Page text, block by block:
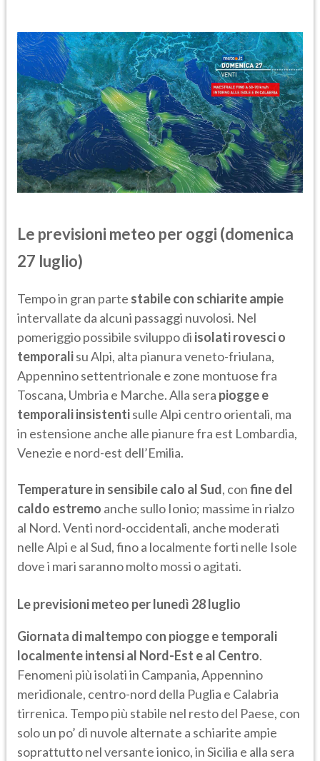
Le previsioni meteo per oggi (domenica
27 luglio)
Tempo in gran parte stabile con schiarite ampie
intervallate da alcuni passaggi nuvolosi. Nel
pomeriggio possibile sviluppo di isolati rovesci o
temporalisu Alpi, alta pianura veneto-friulana,
Appennino settentrionale e zone montuose fra
Toscana, Umbria e Marche. Alla sera piogge e
temporali insistentisulle Alpi centro orientali, ma
in estensione anche alle pianure fra est Lombardia,
Venezie e nord-est dell’Emilia.
Temperature in sensibile calo al Sud, confine del
caldo estremo anche sullo Ionio; massime in rialzo
al Nord. Venti nord-occidentali, anche moderati
nelle Alpi e al Sud, fino a localmente forti nelle Isole
dove i mari saranno molto mossi o agitati.
Le previsioni meteo per lunedì 28 luglio
Giornata di maltempo con piogge e temporali
localmente intensi al Nord-Est e al Centro.
Fenomeni più isolati in Campania, Appennino
meridionale, centro-nord della Puglia e Calabria
tirrenica. Tempo più stabile nel resto del Paese, con
solo un po’ di nuvole alternate a schiarite ampie
soprattutto nel versante ionico, in Sicilia e alla sera